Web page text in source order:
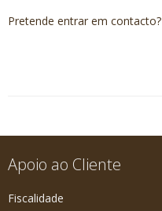
Pretende entrar em contacto?
Apoio ao Cliente
Fiscalidade